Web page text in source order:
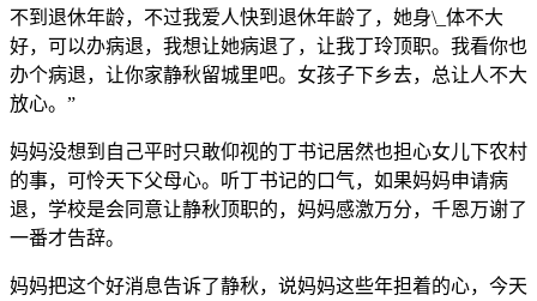
不到退休年龄，不过我爱人快到退休年龄了，她身\_体不大
好，可以办病退，我想让她病退了，让我丁玲顶职。我看你也
办个病退，让你家静秋留城里吧。女孩子下乡去，总让人不大
放心。”
妈妈没想到自己平时只敢仰视的丁书记居然也担心女儿下农村
的事，可怜天下父母心。听丁书记的口气，如果妈妈申请病
退，学校是会同意让静秋顶职的，妈妈感激万分，千恩万谢了
一番才告辞。
妈妈把这个好消息告诉了静秋，说妈妈这些年担着的心，今天